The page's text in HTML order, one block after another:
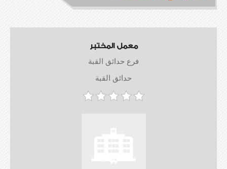
معمل المختبر
فرع حدائق القبة
حدائق القبة